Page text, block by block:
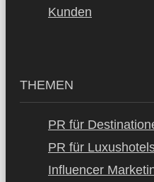
Kunden
THEMEN
PR für
PR für
Influencer